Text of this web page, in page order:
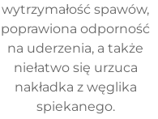
wytrzymałość spawów,
poprawiona odporność
na uderzenia, a także
niełatwo się urzuca
nakładka z węglika
spiekanego.